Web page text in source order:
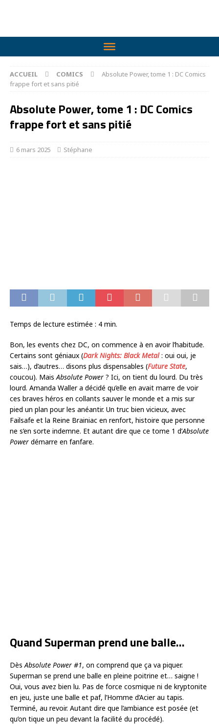
ACCUEIL COMICS
Absolute Power, tome 1 : DC Comics
frappe fort et sans pitié
Absolute Power, tome 1 : DC Comics
frappe fort et sans pitié
6 mars 2025 Stéphane
Temps de lecture estimée : 4 min.
Bon, les events chez DC, on commence à en avoir l’habitude.
Certains sont géniaux (Dark Nights: Black Metal: oui oui, je
sais…), d’autres… disons plus dispensables (Future State,
coucou). MaisAbsolute Power ? Ici, on tient du lourd. Du très
lourd. Amanda Waller a décidé qu’elle en avait marre de voir
ces braves héros en collants sauver le monde et a mis sur
pied un plan pour les anéantir. Un truc bien vicieux, avec
Failsafe et la Reine Brainiac en renfort, histoire que personne
ne s’en sorte indemne. Et autant dire que ce tome 1 d’Absolute
Power démarre en fanfare.
Quand Superman prend une balle…
DèsAbsolute Power #1, on comprend que ça va piquer.
Superman se prend une balle en pleine poitrine et… saigne !
Oui, vous avez bien lu. Pas de force cosmique ni de kryptonite
en jeu, juste une balle et paf, l’Homme d’Acier au tapis.
Terminé, au revoir. Autant dire que l’ambiance est posée (et
qu’on tique un peu devant la facilité du procédé).